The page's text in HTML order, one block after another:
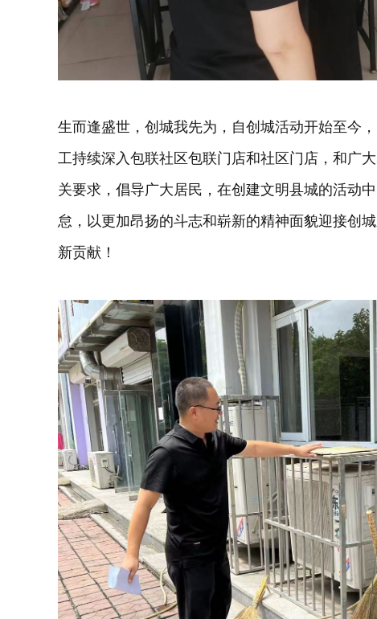
生而逢盛世，创城我先为，自创城活动开始至今
工持续深入包联社区包联门店和社区门店，和广
关要求，倡导广大居民，在创建文明县城的活动
怠，以更加昂扬的斗志和崭新的精神面貌迎接创
新贡献！